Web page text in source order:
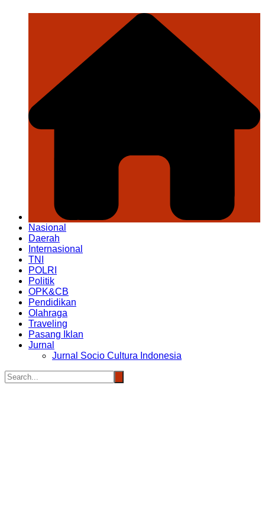
Nasional
Daerah
Internasional
TNI
POLRI
Politik
OPK&CB
Pendidikan
Olahraga
Traveling
Pasang Iklan
Jurnal
Jurnal Socio Cultura Indonesia